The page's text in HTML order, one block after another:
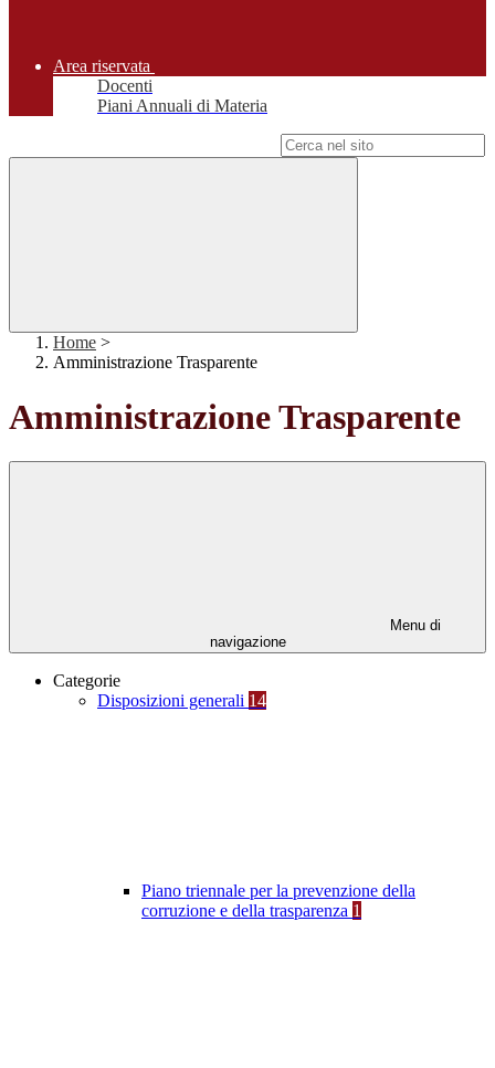
Area riservata
Docenti
Piani Annuali di Materia
Home >
Amministrazione Trasparente
Amministrazione Trasparente
Menu di
navigazione
Categorie
Disposizioni generali 14
Piano triennale per la prevenzione della
corruzione e della trasparenza 1